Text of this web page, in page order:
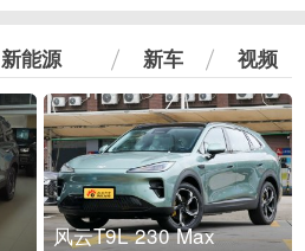
新能源 新车 视频
风云T9L 230 Max